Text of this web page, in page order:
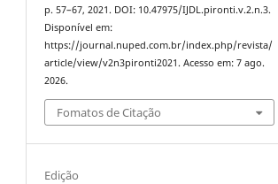
p. 57–67, 2021. DOI: 10.47975/IJDL.pironti.v.2.n.3.
Disponível em:
https://journal.nuped.com.br/index.php/revista/
article/view/v2n3pironti2021. Acesso em: 7 ago.
2026.
Fomatos de Citação
Edição